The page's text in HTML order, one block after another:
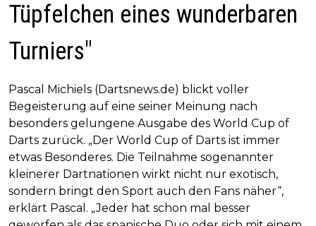
Tüpfelchen eines wunderbaren
Turniers"
Pascal Michiels (Dartsnews.de) blickt voller
Begeisterung auf eine seiner Meinung nach
besonders gelungene Ausgabe des World Cup of
Darts zurück. „Der World Cup of Darts ist immer
etwas Besonderes. Die Teilnahme sogenannter
kleinerer Dartnationen wirkt nicht nur exotisch,
sondern bringt den Sport auch den Fans näher“,
erklärt Pascal. „Jeder hat schon mal besser